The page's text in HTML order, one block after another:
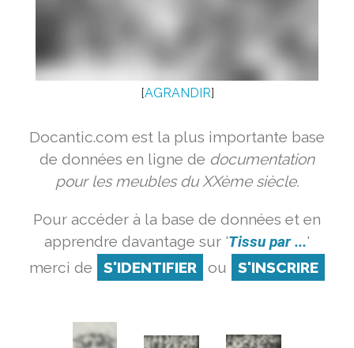
[AGRANDIR]
Docantic.com est la plus importante base
de données en ligne de documentation
pour les meubles du XXème siècle.
Pour accéder à la base de données et en
apprendre davantage sur 'Tissu par ...'
merci de
S'IDENTIFIER ou S'INSCRIRE